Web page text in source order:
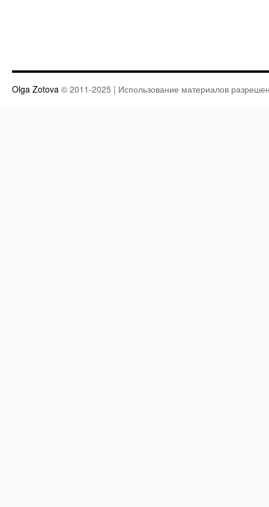
Olga Zotova © 2011-2025 | Использование материалов